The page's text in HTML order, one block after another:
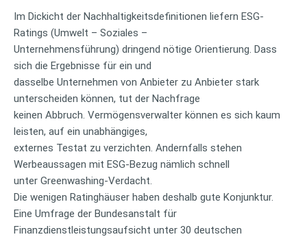
Im Dickicht der Nachhaltigkeitsdefinitionen liefern ESG-
Ratings (Umwelt – Soziales –
Unternehmensführung) dringend nötige Orientierung. Dass
sich die Ergebnisse für ein und
dasselbe Unternehmen von Anbieter zu Anbieter stark
unterscheiden können, tut der Nachfrage
keinen Abbruch. Vermögensverwalter können es sich kaum
leisten, auf ein unabhängiges,
externes Testat zu verzichten. Andernfalls stehen
Werbeaussagen mit ESG-Bezug nämlich schnell
unter Greenwashing-Verdacht.
Die wenigen Ratinghäuser haben deshalb gute Konjunktur.
Eine Umfrage der Bundesanstalt für
Finanzdienstleistungsaufsicht unter 30 deutschen